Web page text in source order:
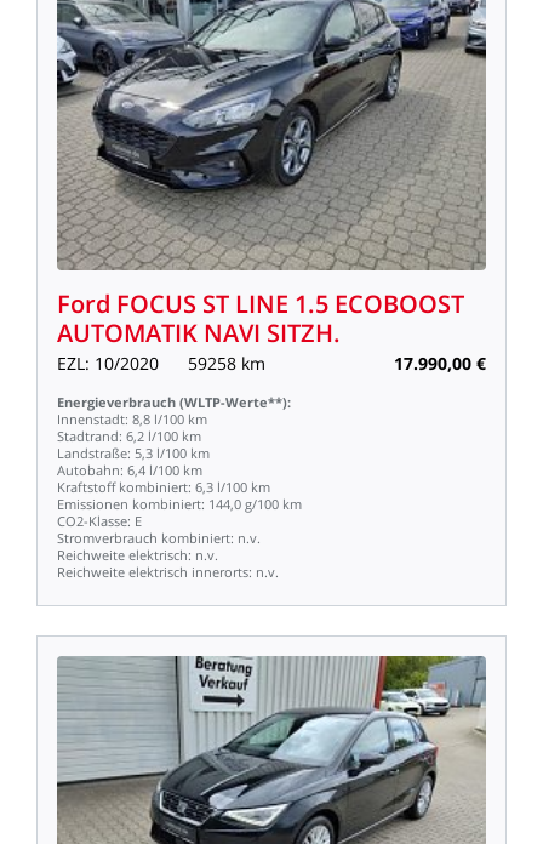
Ford FOCUS ST LINE 1.5 ECOBOOST
AUTOMATIK NAVI SITZH.
EZL: 10/2020 59258 km 17.990,00 €
Energieverbrauch (WLTP-Werte**):
Innenstadt: 8,8 l/100 km
Stadtrand: 6,2 l/100 km
Landstraße: 5,3 l/100 km
Autobahn: 6,4 l/100 km
Kraftstoff kombiniert: 6,3 l/100 km
Emissionen kombiniert: 144,0 g/100 km
CO2-Klasse: E
Stromverbrauch kombiniert: n.v.
Reichweite elektrisch: n.v.
Reichweite elektrisch innerorts: n.v.